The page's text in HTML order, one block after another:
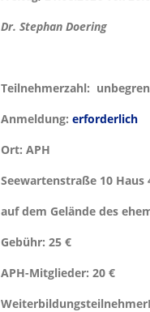
Dr. Stephan Doering
Teilnehmerzahl:
Anmeldung: erforderlich
Ort: APH
Seewartenstraße 10 Haus
auf dem Gelände des
Gebühr: 25 €
APH-Mitglieder: 20 €